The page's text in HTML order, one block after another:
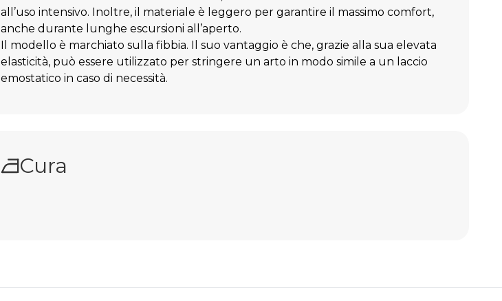
all’uso intensivo. Inoltre, il materiale è leggero per garantire il massimo comfort,
anche durante lunghe escursioni all’aperto.
Il modello è marchiato sulla fibbia. Il suo vantaggio è che, grazie alla sua elevata
elasticità, può essere utilizzato per stringere un arto in modo simile a un laccio
emostatico in caso di necessità.
Cura